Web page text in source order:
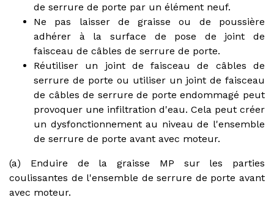
de serrure de porte par un élément neuf.
Ne pas laisser de graisse ou de poussière
adhérer à la surface de pose de joint de
faisceau de câbles de serrure de porte.
Réutiliser un joint de faisceau de câbles de
serrure de porte ou utiliser un joint de faisceau
de câbles de serrure de porte endommagé peut
provoquer une infiltration d'eau. Cela peut créer
un dysfonctionnement au niveau de l'ensemble
de serrure de porte avant avec moteur.
(a) Enduire de la graisse MP sur les parties
coulissantes de l'ensemble de serrure de porte avant
avec moteur.